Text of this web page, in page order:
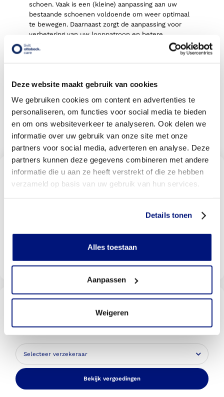
Deze website maakt gebruik van cookies
We gebruiken cookies om content en advertenties te
personaliseren, om functies voor social media te bieden
en om ons websiteverkeer te analyseren. Ook delen we
informatie over uw gebruik van onze site met onze
partners voor social media, adverteren en analyse. Deze
partners kunnen deze gegevens combineren met andere
informatie die u aan ze heeft verstrekt of die ze hebben
verzameld op basis van uw gebruik van hun services.
Details tonen
Alles toestaan
Aanpassen
Weigeren
schoen. Vaak is een (kleine) aanpassing aan uw
bestaande schoenen voldoende om weer optimaal
te bewegen. Daarnaast zorgt de aanpassingvoor
verbetering van uw looppatroon en betere
afwikkeling van
adviseurs kunnen
welke mogelijkheden inuw geval van toepassing
geschikt zijn. Meer weten? Neem contact met ons
8.9
69 beoordelingen
Bekijk alle reviews
Vind een Livit orthopedische
schoenen locatie bij u in de
buurt
Wordt uw behandeling door uw
verzekering vergoed?
Selecteer uw verzekeraar om te kijken of u vergoed
Bekijk vergoedingen